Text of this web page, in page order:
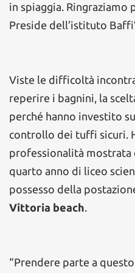
in spiaggia. Ringraziamo
Preside dell’istituto
Viste le difficoltà
reperire i bagnini, la
perché hanno investito
controllo dei tuffi sicuri.
professionalità mostrata
quarto anno di liceo
possesso della
Vittoria beach.
“Prendere parte a